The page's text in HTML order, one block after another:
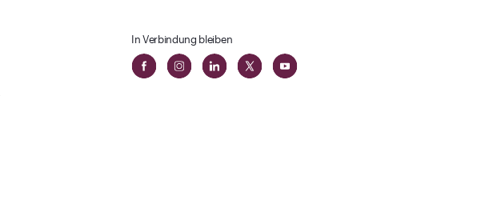
In Verbindung bleiben